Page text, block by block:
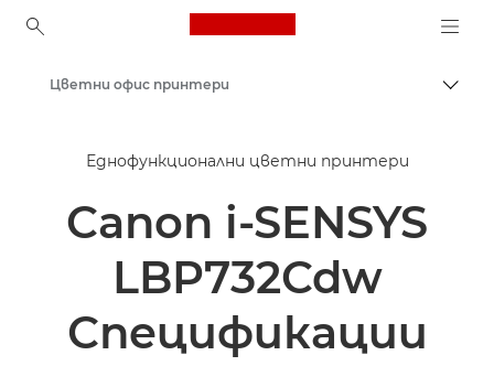
Canon Logo, back to
Решения и услуги
Бизнес продукти
Еднофункционални принтери
Цветни офис принтери
Еднофункционални цветни принтери
Canon i-SENSYS
LBP732Cdw
Спецификации